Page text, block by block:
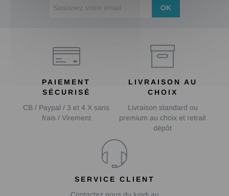
OK
PAIEMENT
SÉCURISÉ
CB / Paypal / 3 et 4 X sans
frais / Virement
LIVRAISON AU
CHOIX
Livraison standard ou
premium au choix et retrait
dépôt
SERVICE CLIENT